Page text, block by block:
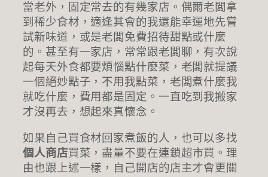
當老外，固定常去的有幾家店。偶爾老闆拿
到稀少食材，適逢其會的我還能幸運地先嘗
試新味道，或是老闆免費招待甜點或什麼
的。甚至有一家店，常常跟老闆聊，有次說
起每天外食都要煩惱點什麼菜，老闆就提議
一個絕妙點子，不用我點菜，老闆煮什麼我
就吃什麼，費用都是固定。一直吃到我搬家
才沒再去，想起來真懷念。
如果自己買食材回家煮飯的人，也可以多找
個人商店買菜，盡量不要在連鎖超市買。理
由也跟上述一樣，自己開店的店主才會更關